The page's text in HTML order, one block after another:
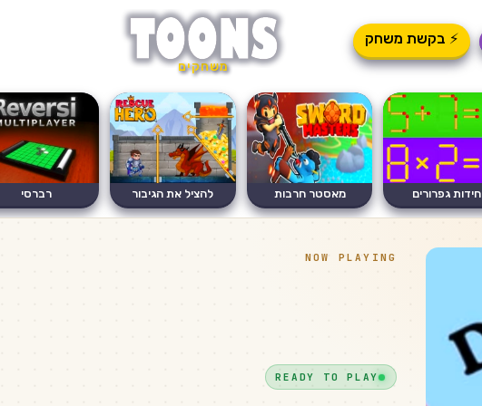
⚡ בקשת משחק
משחקים
חידות גפרורים מאסטר חרבות להציל את הגיבור רברסי